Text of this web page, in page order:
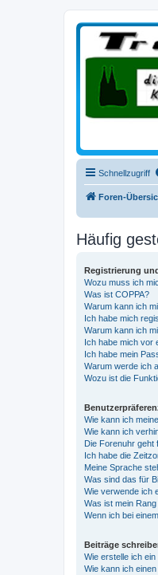
Wanderungen rund
Schnellzugriff
Foren-
Häufig
Registrierung
Wozu muss ich
Was ist COPPA?
Warum kann ich
Ich habe mich
Warum kann ich
Ich habe mich vor
Ich habe mein
Warum werde ich
Wozu ist die
Wie kann ich
Wie kann ich
Die Forenuhr geht
Ich habe die
Meine Sprache
Was sind das für
Wie verwende ich
Was ist mein
Wenn ich bei
Beiträge
Wie erstelle ich
Wie kann ich